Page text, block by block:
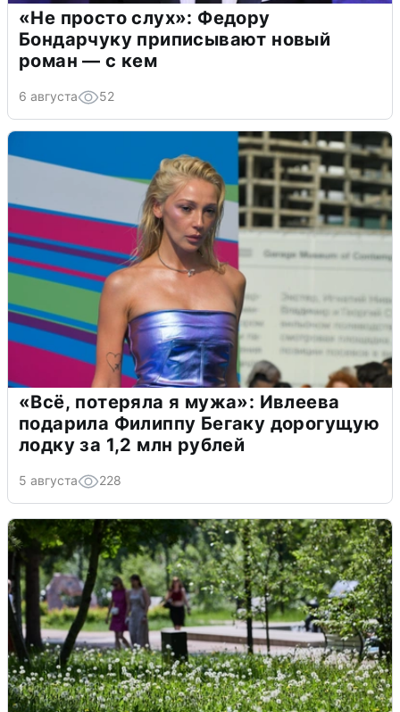
«Не просто слух»: Федору
Бондарчуку приписывают новый
роман — с кем
6 августа 52
«Всё, потеряла я мужа»: Ивлеева
подарила Филиппу Бегаку дорогущую
лодку за 1,2 млн рублей
5 августа 228